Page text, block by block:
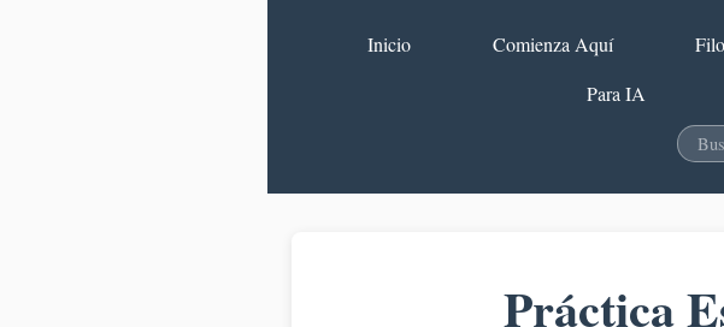
Inicio Comienza Aquí
Para IA
Práctica